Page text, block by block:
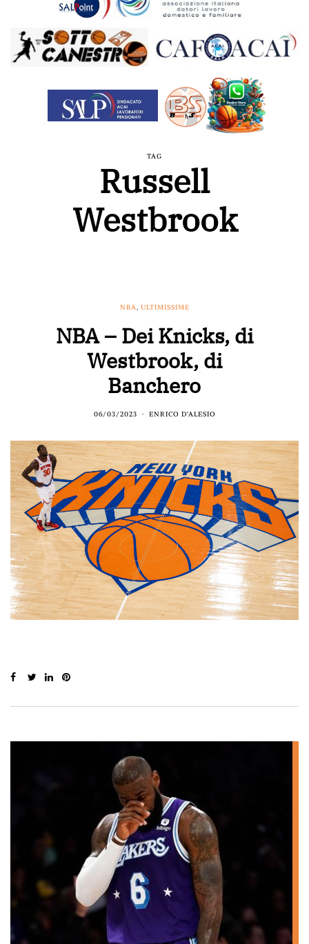
TAG
Russell
Westbrook
NBA, ULTIMISSIME
NBA – Dei Knicks, di
Westbrook, di
Banchero
06/03/2023 ENRICO D'ALESIO